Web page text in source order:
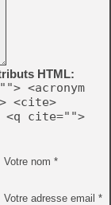
HTML:
<acronym
<cite>
<q cite="">
Votre nom *
Votre adresse email *